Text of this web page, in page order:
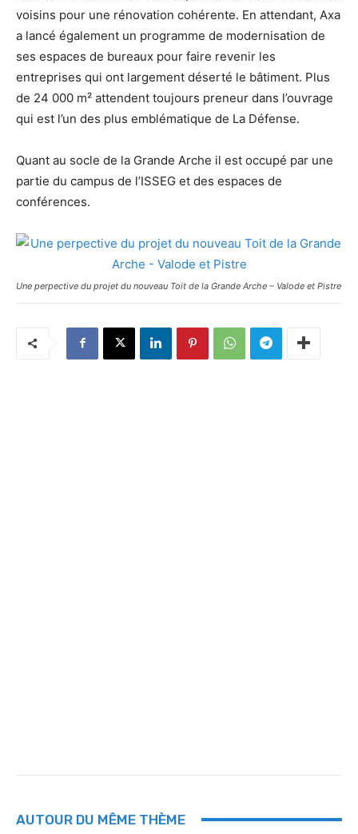
voisins pour une rénovation cohérente. En attendant, Axa
a lancé également un programme de modernisation de
ses espaces de bureaux pour faire revenir les
entreprises qui ont largement déserté le bâtiment. Plus
de 24 000 m² attendent toujours preneur dans l’ouvrage
qui est l’un des plus emblématique de La Défense.
Quant au socle de la Grande Arche il est occupé par une
partie du campus de l’ISSEG et des espaces de
conférences.
Une perpective du projet du nouveau Toit de la Grande Arche – Valode et Pistre
AUTOUR DU MÊME THÈME